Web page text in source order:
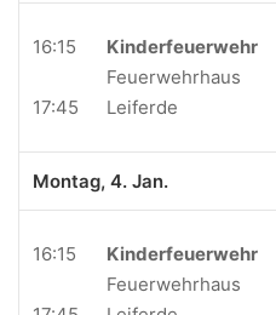
16:15
17:45
Kinderfeuerwehr
Feuerwehrhaus
Leiferde
Montag, 4. Jan.
16:15
Kinderfeuerwehr
Feuerwehrhaus